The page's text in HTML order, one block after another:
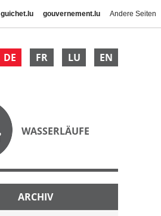
guichet.lu gouvernement.lu Andere Seiten
DE FR LU EN
WASSERLÄUFE
ARCHIV